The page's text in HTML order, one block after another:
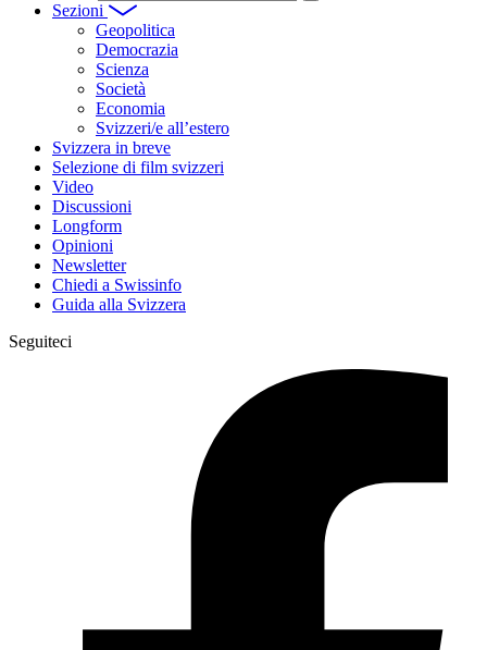
Sezioni
Geopolitica
Democrazia
Scienza
Società
Economia
Svizzeri/e all’estero
Svizzera in breve
Selezione di film svizzeri
Video
Discussioni
Longform
Opinioni
Newsletter
Chiedi a Swissinfo
Guida alla Svizzera
Seguiteci